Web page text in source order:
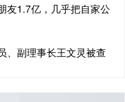
友1.7亿，几乎把自家公
、副理事长王文灵被查